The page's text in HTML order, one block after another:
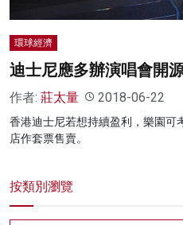
環球經濟
迪士尼應多辦演唱會開
作者: 莊太量 2018-06-22
香港迪士尼若想持續盈利，樂園可
店作套票售賣。
按類別瀏覽